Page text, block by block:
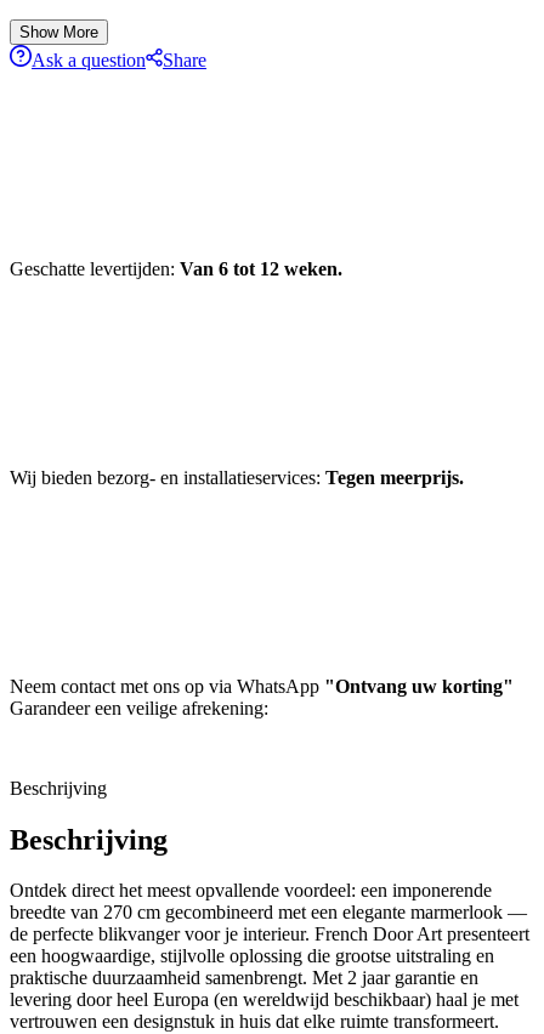
Show More
Ask a question Share
Geschatte levertijden: Van 6 tot 12 weken.
Wij bieden bezorg- en installatieservices: Tegen meerprijs.
Neem contact met ons op via WhatsApp "Ontvang uw korting"
Garandeer een veilige afrekening:
Beschrijving
Beschrijving
Ontdek direct het meest opvallende voordeel: een imponerende
breedte van 270 cm gecombineerd met een elegante marmerlook —
de perfecte blikvanger voor je interieur. French Door Art presenteert
een hoogwaardige, stijlvolle oplossing die grootse uitstraling en
praktische duurzaamheid samenbrengt. Met 2 jaar garantie en
levering door heel Europa (en wereldwijd beschikbaar) haal je met
vertrouwen een designstuk in huis dat elke ruimte transformeert.